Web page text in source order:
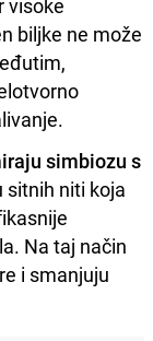
biljke ne može
simbiozu s
sitnih niti koja
Na taj način
i smanjuju